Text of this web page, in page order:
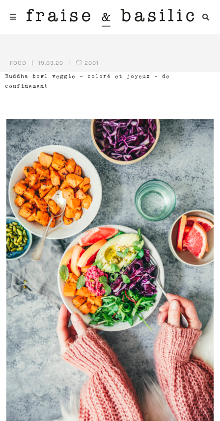
Buddha bowl veggie – coloré et joyeux – de
confinement
FOOD 19.03.20 2001